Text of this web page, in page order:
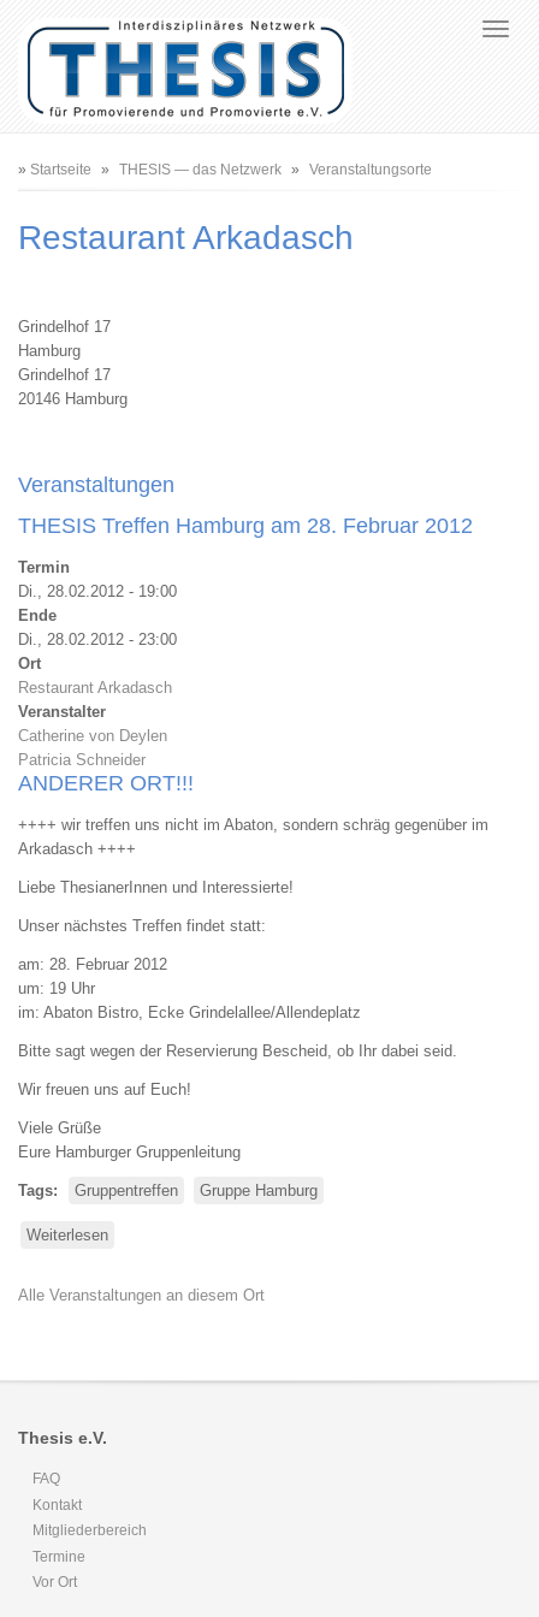
Pfadnavigation
Startseite THESIS — das Netzwerk Veranstaltungsorte
Restaurant Arkadasch
Grindelhof 17
Hamburg
Grindelhof 17
20146 Hamburg
Veranstaltungen
THESIS Treffen Hamburg am 28. Februar 2012
Termin
Di., 28.02.2012 - 19:00
Ende
Di., 28.02.2012 - 23:00
Ort
Restaurant Arkadasch
Veranstalter
Catherine von Deylen
Patricia Schneider
ANDERER ORT!!!
++++ wir treffen uns nicht im Abaton, sondern schräg gegenüber im
Arkadasch ++++
Liebe ThesianerInnen und Interessierte!
Unser nächstes Treffen findet statt:
am: 28. Februar 2012
um: 19 Uhr
im: Abaton Bistro, Ecke Grindelallee/Allendeplatz
Bitte sagt wegen der Reservierung Bescheid, ob Ihr dabei seid.
Wir freuen uns auf Euch!
Viele Grüße
Eure Hamburger Gruppenleitung
Tags Gruppentreffen Gruppe Hamburg
Weiterlesen
Hamburg
Februar
Alle Veranstaltungen an diesem Ort
Thesis e.V.
FAQ
Kontakt
Mitgliederbereich
Termine
Vor Ort